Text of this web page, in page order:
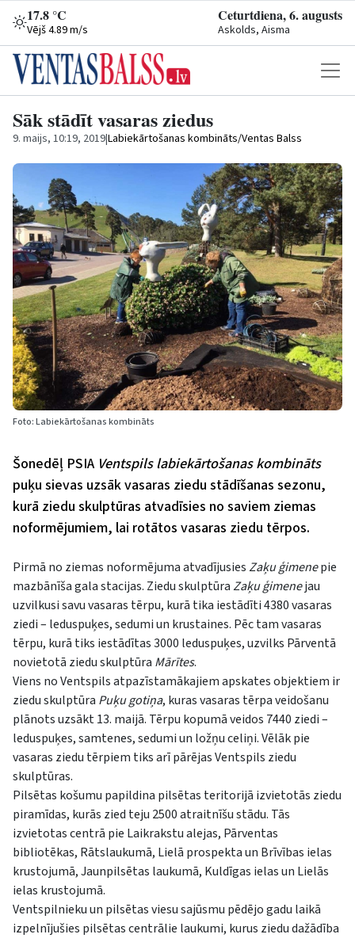
17.8 °C
Vējš 4.89 m/s
Ceturtdiena, 6. augusts
Askolds, Aisma
Sāk stādīt vasaras ziedus
9. maijs, 10:19, 2019|Labiekārtošanas kombināts/Ventas Balss
Foto: Labiekārtošanas kombināts
Šonedēļ PSIA Ventspils labiekārtošanas kombināts
puķu sievas uzsāk vasaras ziedu stādīšanas sezonu,
kurā ziedu skulptūras atvadīsies no saviem ziemas
noformējumiem, lai rotātos vasaras ziedu tērpos.
Pirmā no ziemas noformējuma atvadījusiesZaķu ģimenepie
mazbānīša gala stacijas. Ziedu skulptūraZaķu ģimenejau
uzvilkusi savu vasaras tērpu, kurā tika iestādīti 4380 vasaras
ziedi – leduspuķes, sedumi un krustaines. Pēc tam vasaras
tērpu, kurā tiks iestādītas 3000 leduspuķes, uzvilks Pārventā
novietotā ziedu skulptūra Mārītes.
Viens no Ventspils atpazīstamākajiem apskates objektiem ir
ziedu skulptūra Puķu gotiņa, kuras vasaras tērpa veidošanu
plānots uzsākt 13. maijā. Tērpu kopumā veidos 7440 ziedi –
leduspuķes, samtenes, sedumi un ložņu celiņi. Vēlāk pie
vasaras ziedu tērpiem tiks arī pārējas Ventspils ziedu
skulptūras.
Pilsētas košumu papildina pilsētas teritorijā izvietotās ziedu
piramīdas, kurās zied teju 2500 atraitnīšu stādu. Tās
izvietotas centrā pie Laikrakstu alejas, Pārventas
bibliotēkas, Rātslaukumā, Lielā prospekta un Brīvības ielas
krustojumā, Jaunpilsētas laukumā, Kuldīgas ielas un Lielās
ielas krustojumā.
Ventspilnieku un pilsētas viesu sajūsmu pēdējo gadu laikā
izpelnījušies pilsētas centrālie laukumi, kurus ziedu dažādība